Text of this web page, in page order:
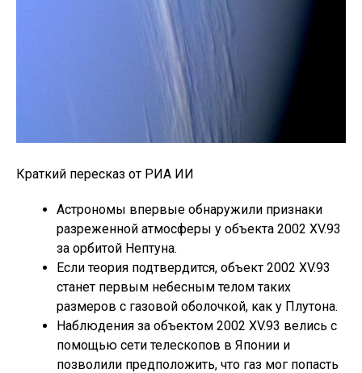
Краткий пересказ от РИА ИИ
Астрономы впервые обнаружили признаки
разреженной атмосферы у объекта 2002 XV.93
за орбитой Нептуна.
Если теория подтвердится, объект 2002 XV.93
станет первым небесным телом таких
размеров с газовой оболочкой, как у Плутона.
Наблюдения за объектом 2002 XV.93 велись с
помощью сети телескопов в Японии и
позволили предположить, что газ мог попасть